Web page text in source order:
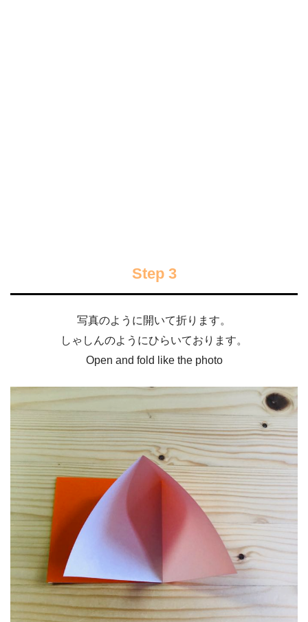
Step 3
写真のように開いて折ります。
しゃしんのようにひらいております。
Open and fold like the photo